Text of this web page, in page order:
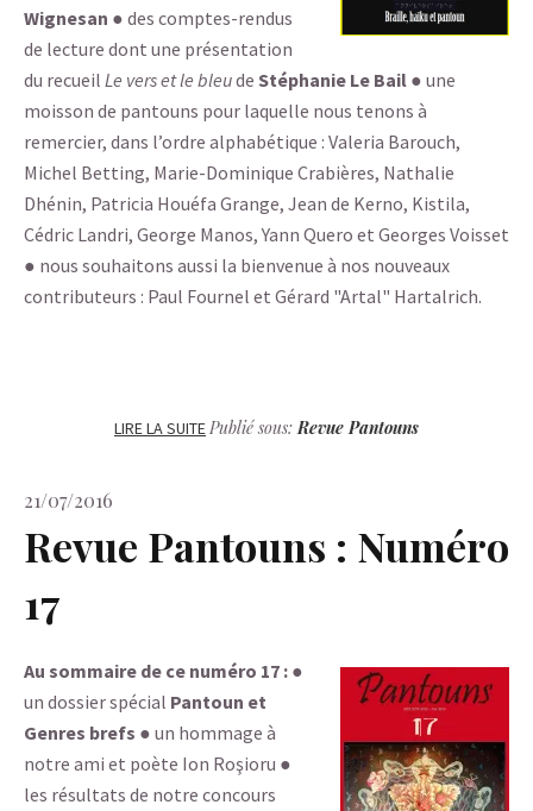
Wignesan ● des comptes-rendus
de lecture dont une présentation
du recueil Le vers et le bleude Stéphanie Le Bail ● une
moisson de pantouns pour laquelle nous tenons à
remercier, dans l’ordre alphabétique : Valeria Barouch,
Michel Betting, Marie-Dominique Crabières, Nathalie
Dhénin, Patricia Houéfa Grange, Jean de Kerno, Kistila,
Cédric Landri, George Manos, Yann Quero et Georges Voisset
● nous souhaitons aussi la bienvenue à nos nouveaux
contributeurs : Paul Fournel et Gérard "Artal" Hartalrich.
LIRE LA SUITE Publié sous: Revue Pantouns
21/07/2016
Revue Pantouns : Numéro
17
Au sommaire de ce numéro 17 : ●
un dossier spécial Pantoun et
Genres brefs ● un hommage à
notre ami et poète Ion Roşioru ●
les résultats de notre concours